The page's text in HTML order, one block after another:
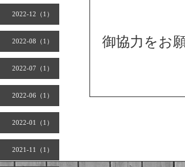
2022-12（1）
2022-08（1）
2022-07（1）
2022-06（1）
2022-01（1）
2021-11（1）
御協力をお